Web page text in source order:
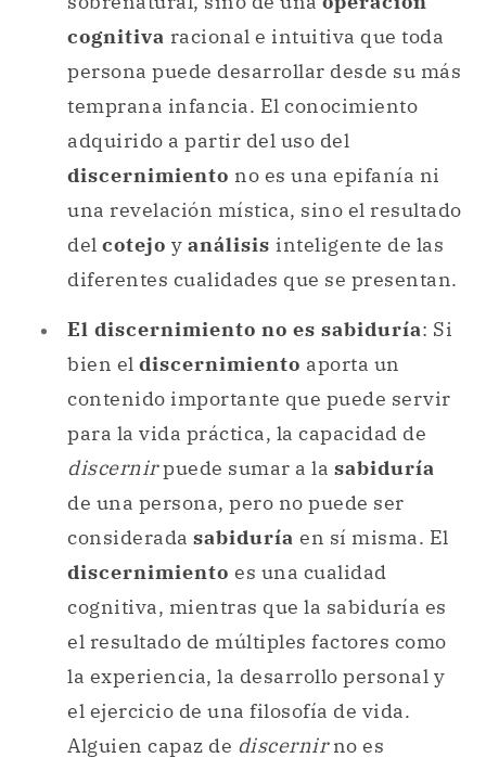
cognitiva racional e intuitiva que toda
persona puede desarrollar desde su más
temprana infancia. El conocimiento
adquirido a partir del uso del
discernimiento no es una epifanía ni
una revelación mística, sino el resultado
del cotejo y análisis inteligente de las
diferentes cualidades que se presentan.
El discernimiento no es sabiduría: Si
bien el discernimiento aporta un
contenido importante que puede servir
para la vida práctica, la capacidad de
discernirpuede sumar a la sabiduría
de una persona, pero no puede ser
considerada sabiduría en sí misma. El
discernimiento es una cualidad
cognitiva, mientras que la sabiduría es
el resultado de múltiples factores como
la experiencia, la desarrollo personal y
el ejercicio de una filosofía de vida.
Alguien capaz de discernirno es